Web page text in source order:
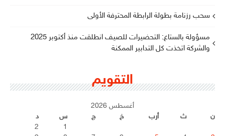
سحب رزنامة بطولة الرابطة المحترفة الأولى
مسؤولة بالستاغ: التحضيرات للصيف انطلقت منذ أكتوبر 2025
والشركة اتخذت كل التدابير الممكنة
التقويم
أغسطس 2026
ن
ث أرب خ ج س
د
1
2